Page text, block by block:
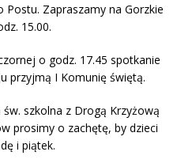
Postu. Zapraszamy na Gorzkie
15.00.
o godz. 17.45 spotkanie
przyjmą I Komunię świętą.
szkolna z Drogą Krzyżową
prosimy o zachętę, by dzieci
i piątek.